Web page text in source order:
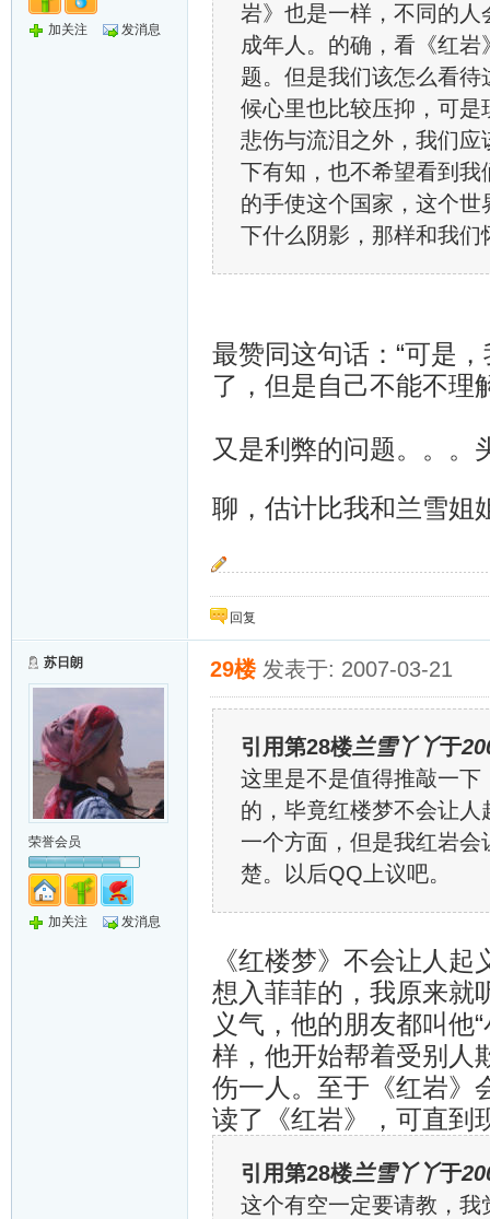
加关注 发消息
岩》也是一样，不同的
成年人。的确，看《红
题。但是我们该怎么看
候心里也比较压抑，可
悲伤与流泪之外，我们
下有知，也不希望看到
的手使这个国家，这个
下什么阴影，那样和我
最赞同这句话：“可是
了，但是自己不能不理
又是利弊的问题。。。
聊，估计比我和兰雪姐
也许云落泪了风会吹干它，可是风叹息又怎么安
回复
苏日朗
荣誉会员
加关注 发消息
29楼 发表于: 2007-03-21
引用第28楼兰雪丫丫于
这里是不是值得推敲一
的，毕竟红楼梦不会让
一个方面，但是我红岩
楚。以后QQ上议吧。
《红楼梦》不会让人
想入菲菲的，我原来就
义气，他的朋友都叫他
样，他开始帮着受别人
伤一人。至于《红岩》
读了《红岩》，可直到
引用第28楼兰雪丫丫于
这个有空一定要请教，